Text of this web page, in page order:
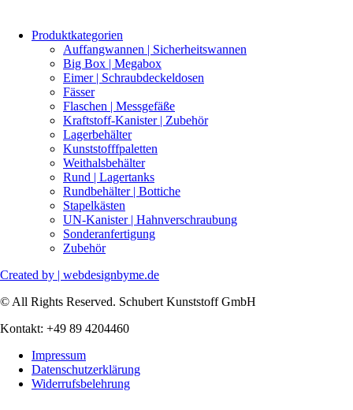
Produktkategorien
Auffangwannen | Sicherheitswannen
Big Box | Megabox
Eimer | Schraubdeckeldosen
Fässer
Flaschen | Messgefäße
Kraftstoff-Kanister | Zubehör
Lagerbehälter
Kunststofffpaletten
Weithalsbehälter
Rund | Lagertanks
Rundbehälter | Bottiche
Stapelkästen
UN-Kanister | Hahnverschraubung
Sonderanfertigung
Zubehör
Created by | webdesignbyme.de
© All Rights Reserved. Schubert Kunststoff GmbH
Kontakt: +49 89 4204460
Impressum
Datenschutzerklärung
Widerrufsbelehrung